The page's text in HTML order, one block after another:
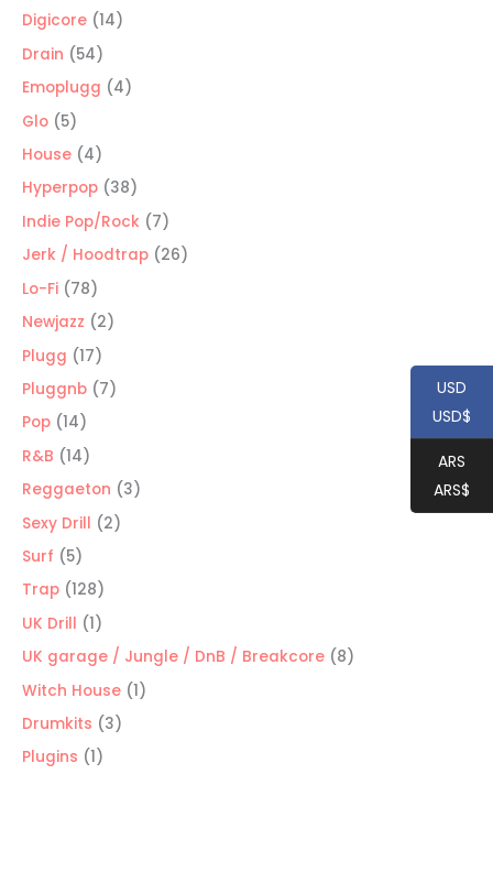
Digicore 1414
Drain 5454
productos
Emoplugg 44
Glo 55
productos
House 44
productos
Hyperpop 3838
productos
Indie Pop/Rock 77
productos
Jerk / Hoodtrap 2626
Lo-Fi 7878
productos
Newjazz 22
Plugg 1717
productos
Pluggnb 77
Pop 1414
productos
R&B 1414
productos
Reggaeton 33
Sexy Drill 22
Surf 55
productos
Trap 128128
productos
UK Drill 11
producto
UK garage / Jungle / DnB / Breakcore 88
Witch House 11
Drumkits 33
Plugins 11
USD
USD$
ARS
ARS$